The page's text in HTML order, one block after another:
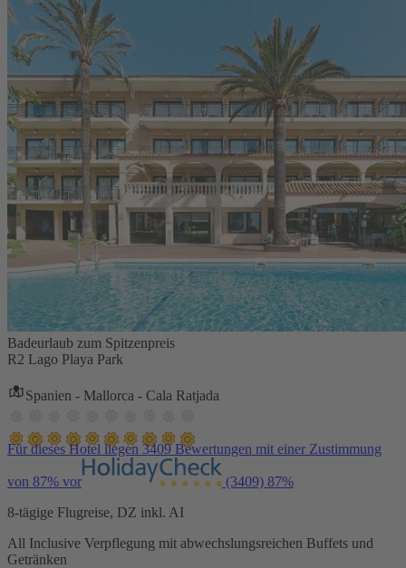
Badeurlaub zum Spitzenpreis
R2 Lago Playa Park
Spanien - Mallorca - Cala Ratjada
Für dieses Hotel liegen 3409 Bewertungen mit einer Zustimmung
von 87% vor (3409) 87%
8-tägige Flugreise, DZ inkl. AI
All Inclusive Verpflegung mit abwechslungsreichen Buffets und
Getränken